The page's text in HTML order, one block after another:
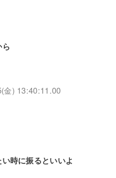
金) 13:40:11.00
時に振るといいよ